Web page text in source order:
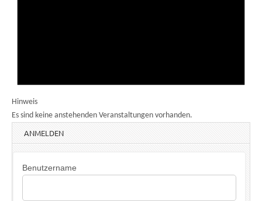
Hinweis
Es sind keine anstehenden Veranstaltungen vorhanden.
ANMELDEN
Benutzername